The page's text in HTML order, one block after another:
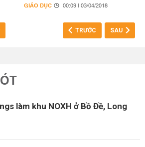
GIÁO DỤC 00:09 | 03/04/2018
TRƯỚC SAU
làm khu NOXH ở Bồ Đề, Long